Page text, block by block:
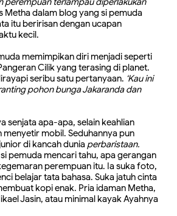
Metha dalam blog yang si pemuda
itu beririsan dengan ucapan
kecil.
memimpikan diri menjadi seperti
Cilik yang terasing di planet.
seribu satu pertanyaan. ‘Kau ini
pohon bunga Jakaranda dan
senjata apa-apa, selain keahlian
menyetir mobil. Seduhannya pun
di kancah dunia perbaristaan.
pemuda mencari tahu, apa gerangan
perempuan itu. Ia suka foto,
belajar tata bahasa. Suka jatuh cinta
kopi enak. Pria idaman Metha,
Jasin, atau minimal kayak Ayahnya